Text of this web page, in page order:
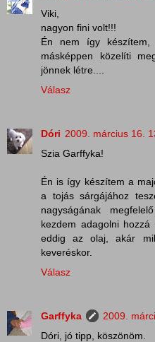
Viki,
nagyon fini volt!!!
Én nem így
másképpen közelíti
jönnek létre....
Válasz
Dóri 2009. március 16.
Szia Garffyka!
Én is így készítem a
a tojás sárgájához
nagyságának
kezdem adagolni
eddig az olaj, akár
keveréskor.
Válasz
Garffyka
2009.
Dóri, jó tipp, köszönöm.